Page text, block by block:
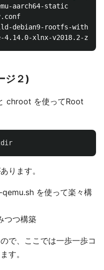
qemu-aarch64-
debian9-rootfs-with-
4.14.0-xlnx-v2018.2-
ジ２)
chroot を使ってRoot
ります。
を使って楽々構
つつ構築
で、ここでは一歩一歩コ
す。